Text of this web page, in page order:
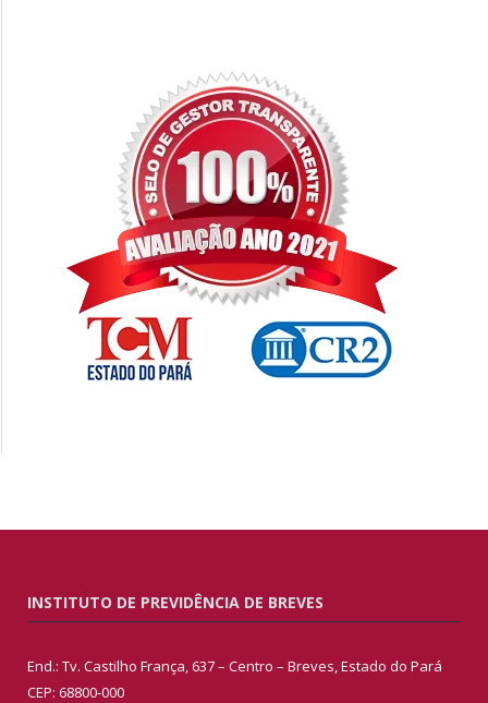
INSTITUTO DE PREVIDÊNCIA DE BREVES
End.: Tv. Castilho França, 637 – Centro – Breves, Estado do Pará
CEP: 68800-000